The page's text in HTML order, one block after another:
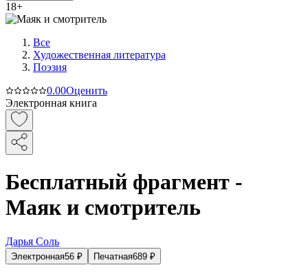
18+
Все
Художественная литература
Поэзия
0.00Оценить
Электронная книга
Бесплатный фрагмент -
Маяк и смотритель
Дарья Соль
Электронная56 ₽ Печатная689 ₽